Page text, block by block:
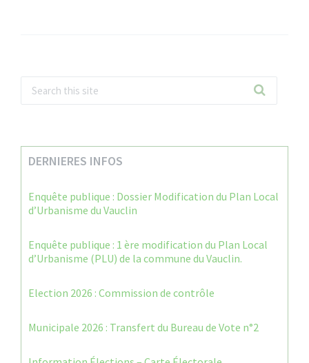
DERNIERES INFOS
Enquête publique : Dossier Modification du Plan Local
d’Urbanisme du Vauclin
Enquête publique : 1 ère modification du Plan Local
d’Urbanisme (PLU) de la commune du Vauclin.
Election 2026 : Commission de contrôle
Municipale 2026 : Transfert du Bureau de Vote n°2